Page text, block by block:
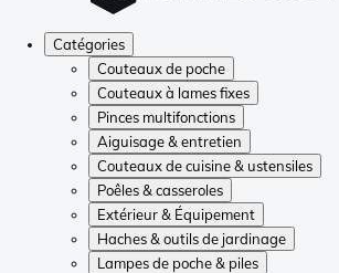
Catégories
Couteaux de poche
Couteaux à lames fixes
Pinces multifonctions
Aiguisage & entretien
Couteaux de cuisine & ustensiles
Poêles & casseroles
Extérieur & Équipement
Haches & outils de jardinage
Lampes de poche & piles